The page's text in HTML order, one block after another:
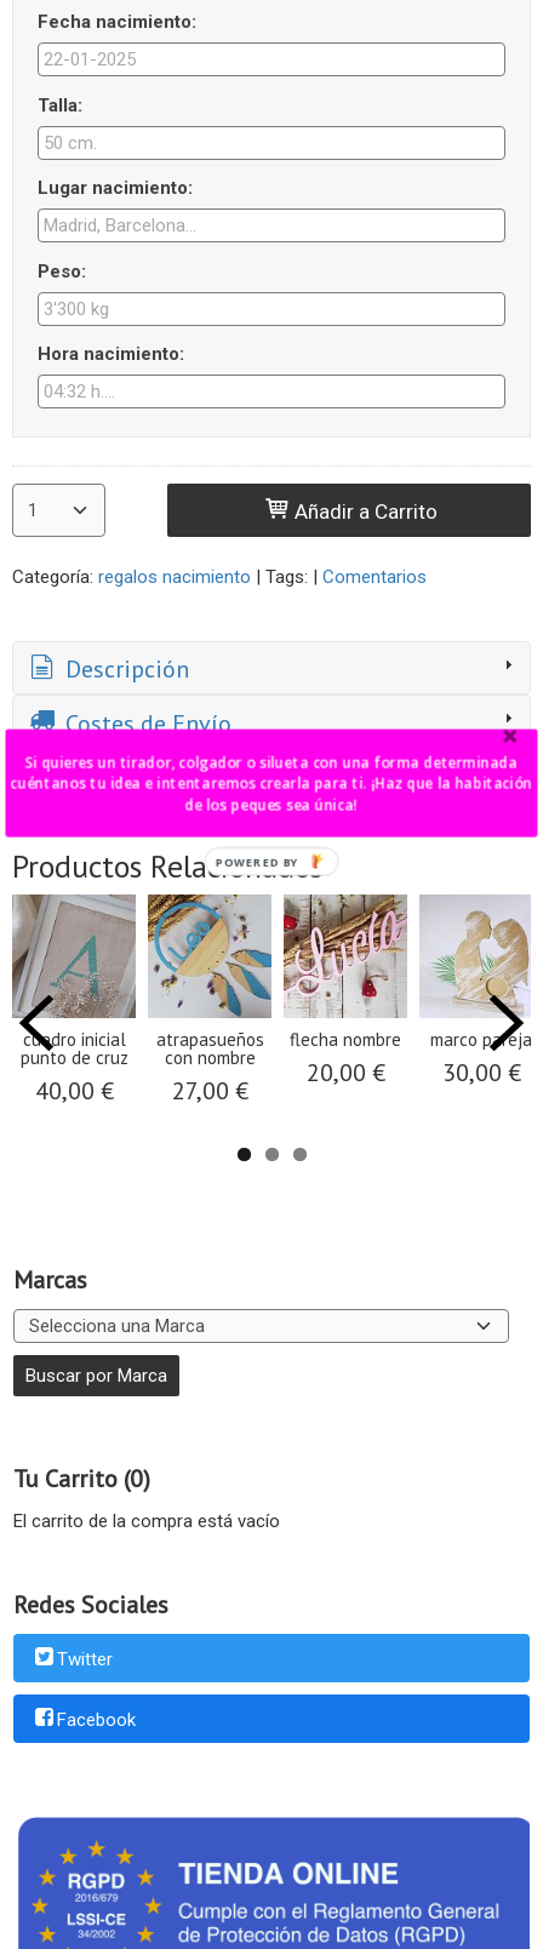
Marcas
Tu Carrito (0)
El carrito de la compra está vacío
Redes Sociales
Twitter
Facebook
Fecha nacimiento:
Talla:
Lugar nacimiento:
Peso:
Hora nacimiento:
Añadir a Carrito
Categoría: regalos nacimiento | Tags: | Comentarios
Descripción
Costes de Envío
Comentarios
Productos Relacionados
cuadro inicial
punto de cruz
40,00 €
atrapasueños
con nombre
27,00 €
flecha nombre
20,00 €
marco pareja
30,00 €
Si quieres un tirador, colgador o silueta con una forma determinada
cuéntanos tu idea e intentaremos crearla para ti. ¡Haz que la habitación
de los peques sea única!
POWERED